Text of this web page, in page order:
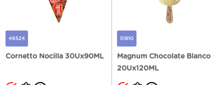
49524
Cornetto Nocilla 30Ux90ML
51810
Magnum Chocolate Blanco
20Ux120ML